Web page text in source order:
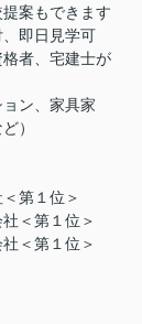
案もできます
、即日見学可
格者、宅建士が
ン、家具家
）
第１位＞
＜第１位＞
＜第１位＞